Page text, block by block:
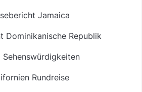
Jamaica
Dominikanische Republik
Sehenswürdigkeiten
Rundreise